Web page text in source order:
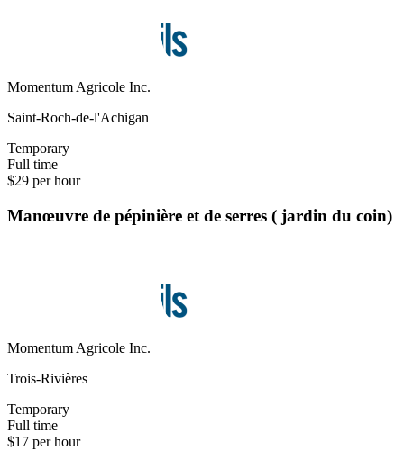
Momentum Agricole Inc.
Saint-Roch-de-l'Achigan
Temporary
Full time
$29 per hour
Manœuvre de pépinière et de serres ( jardin du coin)
Momentum Agricole Inc.
Trois-Rivières
Temporary
Full time
$17 per hour